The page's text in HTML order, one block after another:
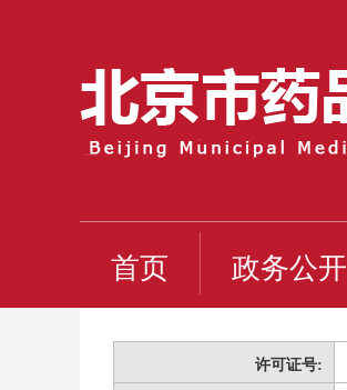
首页 政务公开
许可证号: